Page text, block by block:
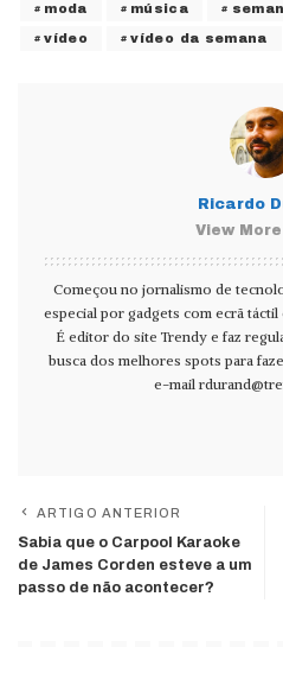
moda música
vídeo vídeo da semana
Ricardo
View
Começou no jornalismo de
especial por gadgets com ecrã
É editor do site Trendy e faz
busca dos melhores spots para
e-mail
ARTIGO ANTERIOR
Sabia que o Carpool Karaoke
de James Corden esteve a um
passo de não acontecer?